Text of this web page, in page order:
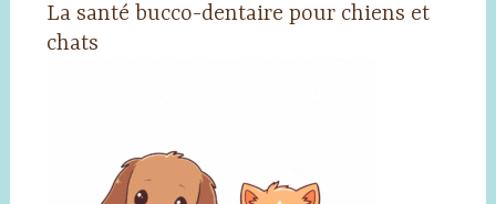
La santé bucco-dentaire pour chiens et
chats